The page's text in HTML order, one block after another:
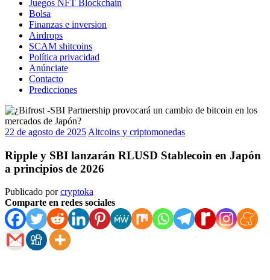
Juegos NFT Blockchain
Bolsa
Finanzas e inversion
Airdrops
SCAM shitcoins
Política privacidad
Anúnciate
Contacto
Predicciones
22 de agosto de 2025 Altcoins y criptomonedas
Ripple y SBI lanzarán RLUSD Stablecoin en Japón
a principios de 2026
Publicado porcryptoka
Comparte en redes sociales